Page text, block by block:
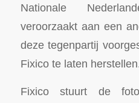
Nationale
veroorzaakt aan een
deze tegenpartij
Fixico te laten
Fixico stuurt de